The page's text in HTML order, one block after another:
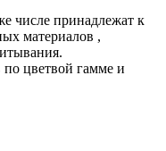
числе принадлежат к
материалов ,
цветвой гамме и